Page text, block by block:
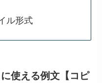
ル形式
使える例文【コピ